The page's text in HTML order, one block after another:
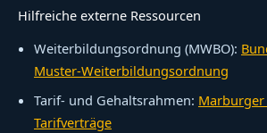
Hilfreiche externe Ressourcen
Weiterbildungsordnung (MWBO):
Muster-Weiterbildungsordnung
Tarif- und Gehaltsrahmen: Marburger
Tarifverträge